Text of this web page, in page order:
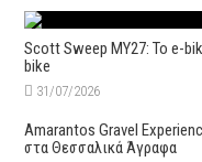
Scott Sweep MY27: Το e-
bike
31/07/2026
Amarantos Gravel
στα Θεσσαλικά Άγραφα